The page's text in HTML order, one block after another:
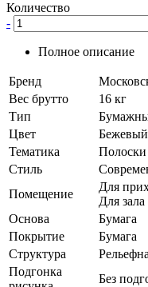
Количество
-
Полное описание
Бренд
Вес брутто
16 кг
Тип
Цвет
Бежевый
Тематика
Полоски
Стиль
Помещение
Для
Для зала
Основа
Бумага
Покрытие
Бумага
Структура
Подгонка
Без